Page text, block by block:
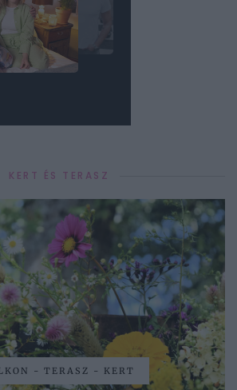
KERT ÉS TERASZ
- TERASZ - KERT